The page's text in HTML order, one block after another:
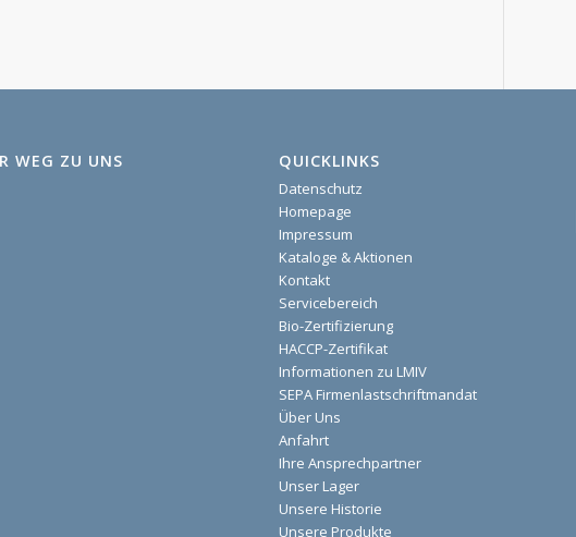
WEG ZU UNS QUICKLINKS
Datenschutz
Homepage
Impressum
Kataloge & Aktionen
Kontakt
Servicebereich
Bio-Zertifizierung
HACCP-Zertifikat
Informationen zu LMIV
SEPA Firmenlastschriftmandat
Über Uns
Anfahrt
Ihre Ansprechpartner
Unser Lager
Unsere Historie
Unsere Produkte